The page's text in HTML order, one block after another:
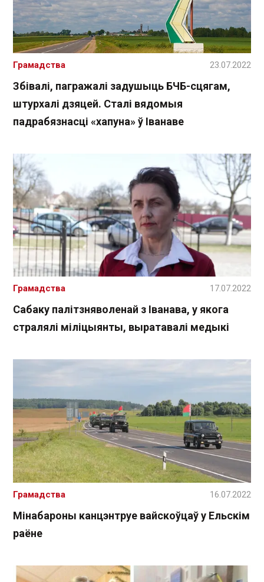
Збівалі, пагражалі задушыць БЧБ-сцягам,
штурхалі дзяцей. Сталі вядомыя
падрабязнасці «хапуна» ў Іванаве
Грамадства 23.07.2022
Сабаку палітзняволенай з Іванава, у якога
стралялі міліцыянты, выратавалі медыкі
Грамадства 17.07.2022
Мінабароны канцэнтруе вайскоўцаў у Ельскім
раёне
Грамадства 16.07.2022